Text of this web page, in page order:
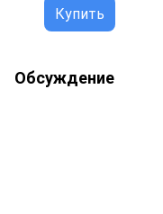
Купить
Обсуждение